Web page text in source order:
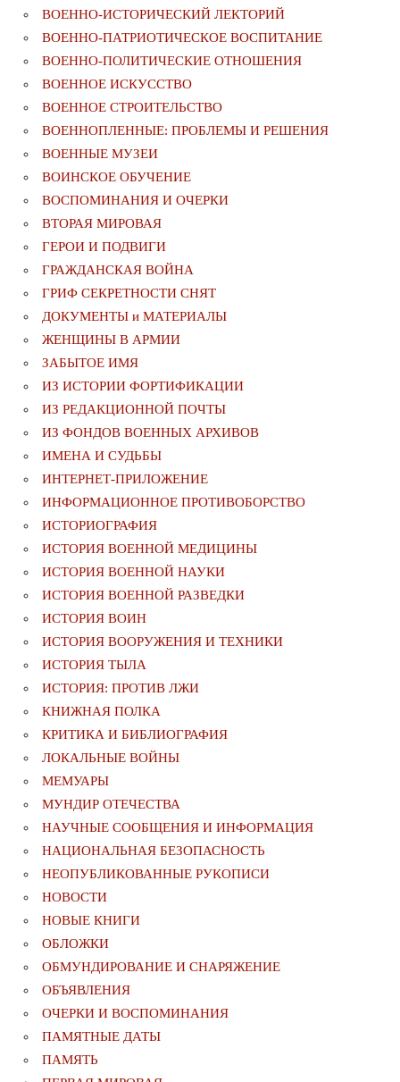
ВОЕННО-ИСТОРИЧЕСКИЙ ЛЕКТОРИЙ
ВОЕННО-ПАТРИОТИЧЕСКОЕ ВОСПИТАНИЕ
ВОЕННО-ПОЛИТИЧЕСКИE ОТНОШЕНИЯ
ВОЕННОЕ ИСКУССТВО
ВОЕННОЕ СТРОИТЕЛЬСТВО
ВОЕННОПЛЕННЫЕ: ПРОБЛЕМЫ И РЕШЕНИЯ
ВОЕННЫЕ МУЗЕИ
ВОИНСКОЕ ОБУЧЕНИЕ
ВОСПОМИНАНИЯ И ОЧЕРКИ
ВТОРАЯ МИРОВАЯ
ГЕРОИ И ПОДВИГИ
ГРАЖДАНСКАЯ ВОЙНА
ГРИФ СЕКРЕТНОСТИ СНЯТ
ДОКУМЕНТЫ и МАТЕРИАЛЫ
ЖЕНЩИНЫ В АРМИИ
ЗАБЫТОЕ ИМЯ
ИЗ ИСТОРИИ ФОРТИФИКАЦИИ
ИЗ РЕДАКЦИОННОЙ ПОЧТЫ
ИЗ ФОНДОВ ВОЕННЫХ АРХИВОВ
ИМЕНА И СУДЬБЫ
ИНТЕРНЕТ-ПРИЛОЖЕНИЕ
ИНФОРМАЦИОННОЕ ПРОТИВОБОРСТВО
ИСТОРИОГРАФИЯ
ИСТОРИЯ ВОЕННОЙ МЕДИЦИНЫ
ИСТОРИЯ ВОЕННОЙ НАУКИ
ИСТОРИЯ ВОЕННОЙ РАЗВЕДКИ
ИСТОРИЯ ВОИН
ИСТОРИЯ ВООРУЖЕНИЯ И ТЕХНИКИ
ИСТОРИЯ ТЫЛА
ИСТОРИЯ: ПРОТИВ ЛЖИ
КНИЖНАЯ ПОЛКА
КРИТИКА И БИБЛИОГРАФИЯ
ЛОКАЛЬНЫЕ ВОЙНЫ
МЕМУАРЫ
МУНДИР ОТЕЧЕСТВА
НАУЧНЫЕ СООБЩЕНИЯ И ИНФОРМАЦИЯ
НАЦИОНАЛЬНАЯ БЕЗОПАСНОСТЬ
НЕОПУБЛИКОВАННЫЕ РУКОПИСИ
НОВОСТИ
НОВЫЕ КНИГИ
ОБЛОЖКИ
ОБМУНДИРОВАНИЕ И СНАРЯЖЕНИЕ
ОБЪЯВЛЕНИЯ
ОЧЕРКИ И ВОСПОМИНАНИЯ
ПАМЯТНЫЕ ДАТЫ
ПАМЯТЬ